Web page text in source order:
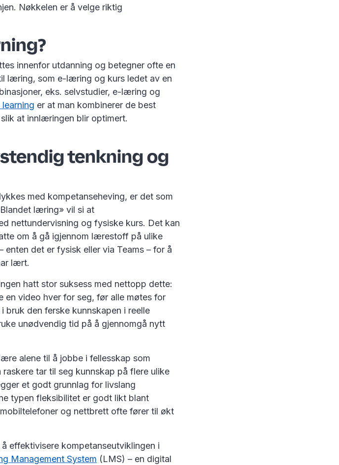
Nøkkelen er å velge riktig
innenfor utdanning og betegner ofte en
læring, som e-læring og kurs ledet av en
eks. selvstudier, e-læring og
er at man kombinerer de best
at innlæringen blir optimert.
tenkning og
med kompetanseheving, er det som
læring» vil si at
nettundervisning og fysiske kurs. Det kan
om å gå igjennom lærestoff på ulike
det er fysisk eller via Teams – for å
lært.
hatt stor suksess med nettopp dette:
en video hver for seg, før alle møtes for
bruk den ferske kunnskapen i reelle
unødvendig tid på å gjennomgå nytt
alene til å jobbe i fellesskap som
tar til seg kunnskap på flere ulike
et godt grunnlag for livslang
typen fleksibilitet er godt likt blant
og nettbrett ofte fører til økt
effektivisere kompetanseutviklingen i
Management System (LMS) – en digital